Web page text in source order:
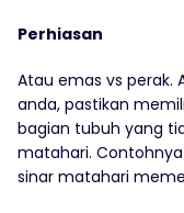
Perhiasan
Atau emas vs perak.
anda, pastikan
bagian tubuh yang
matahari.
sinar matahari